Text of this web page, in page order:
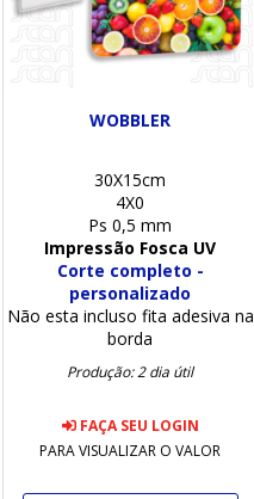
WOBBLER
30X15cm
4X0
Ps 0,5 mm
Impressão Fosca UV
Corte completo -
personalizado
Não esta incluso fita adesiva na
borda
Produção: 2 dia útil
FAÇA SEU LOGIN
PARA VISUALIZAR O VALOR